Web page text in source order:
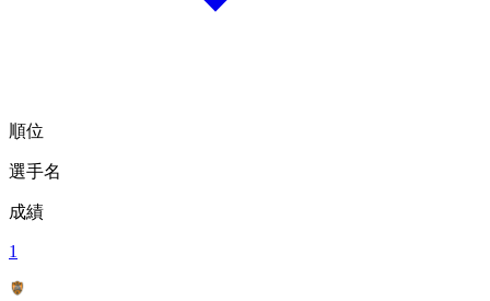
順位
選手名
成績
1